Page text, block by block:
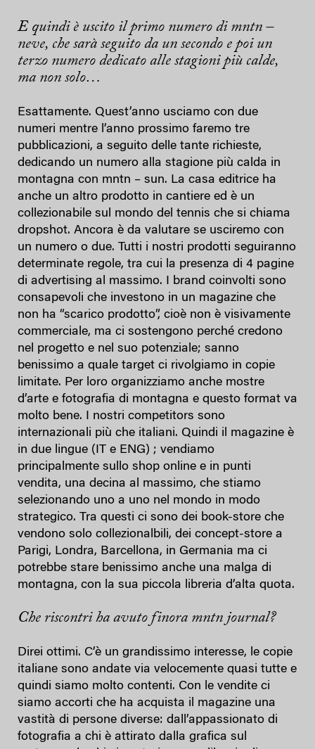
E quindi è uscito il primo numero di mntn –
neve, che sarà seguito da un secondo e poi un
terzo numero dedicato alle stagioni più calde,
ma non solo…
Esattamente. Quest’anno usciamo con due
numeri mentre l’anno prossimo faremo tre
pubblicazioni, a seguito delle tante richieste,
dedicando un numero alla stagione più calda in
montagna con mntn – sun. La casa editrice ha
anche un altro prodotto in cantiere ed è un
collezionabile sul mondo del tennis che si chiama
dropshot. Ancora è da valutare se usciremo con
un numero o due. Tutti i nostri prodotti seguiranno
determinate regole, tra cui la presenza di 4 pagine
di advertising al massimo. I brand coinvolti sono
consapevoli che investono in un magazine che
non ha “scarico prodotto”, cioè non è visivamente
commerciale, ma ci sostengono perché credono
nel progetto e nel suo potenziale; sanno
benissimo a quale target ci rivolgiamo in copie
limitate. Per loro organizziamo anche mostre
d’arte e fotografia di montagna e questo format va
molto bene. I nostri competitors sono
internazionali più che italiani. Quindi il magazine è
in due lingue (IT e ENG) ; vendiamo
principalmente sullo shop online e in punti
vendita, una decina al massimo, che stiamo
selezionando uno a uno nel mondo in modo
strategico. Tra questi ci sono dei book-store che
vendono solo collezionalbili, dei concept-store a
Parigi, Londra, Barcellona, in Germania ma ci
potrebbe stare benissimo anche una malga di
montagna, con la sua piccola libreria d’alta quota.
Che riscontri ha avuto finora mntn journal?
Direi ottimi. C’è un grandissimo interesse, le copie
italiane sono andate via velocemente quasi tutte e
quindi siamo molto contenti. Con le vendite ci
siamo accorti che ha acquista il magazine una
vastità di persone diverse: dall’appassionato di
fotografia a chi è attirato dalla grafica sul